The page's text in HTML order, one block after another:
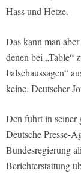
Hass und Hetze.
Das kann man
denen bei „Table“
Falschaussagen“
keine. Deutscher
Den führt in seiner
Deutsche Presse-
Bundesregierung
Berichterstattung